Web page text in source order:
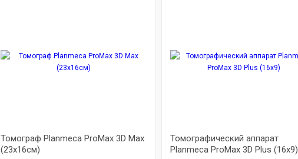
Томограф Planmeca ProMax 3D Max
(23x16см)
Томографический аппарат
Planmeca ProMax 3D Plus (16x9)